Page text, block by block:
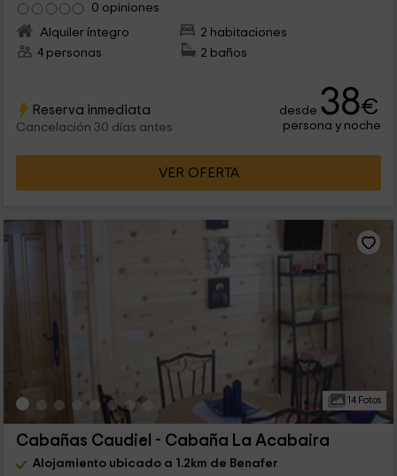
0 opiniones
Alquiler íntegro
2 habitaciones
4 personas
2 baños
Reserva inmediata
Cancelación 30 días antes
desde 38€
persona y noche
VER OFERTA
14 Fotos
Cabañas Caudiel - Cabaña La Acabaira
Alojamiento ubicado a 1.2km de Benafer